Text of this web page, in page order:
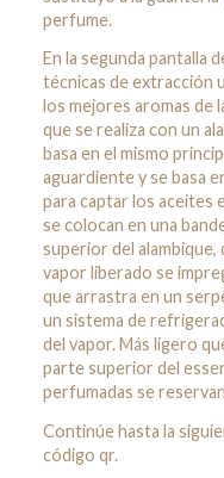
perfume.
En la segunda pantalla
técnicas de extracción
los mejores aromas de
que se realiza con un
basa en el mismo
aguardiente y se basa
para captar los aceites
se colocan en una
superior del alambique,
vapor liberado se
que arrastra en un
un sistema de
del vapor. Más ligero
parte superior del
perfumadas se
Continúe hasta la
código qr.